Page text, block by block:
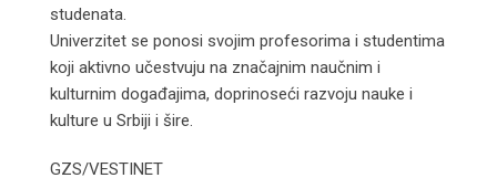
studenata.
Univerzitet se ponosi svojim profesorima i studentima
koji aktivno učestvuju na značajnim naučnim i
kulturnim događajima, doprinoseći razvoju nauke i
kulture u Srbiji i šire.
GZS/VESTINET